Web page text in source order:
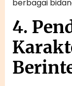
berbagai
4.